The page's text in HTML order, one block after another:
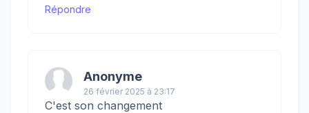
Répondre
Anonyme
26 février 2025 à 23:17
C'est son changement